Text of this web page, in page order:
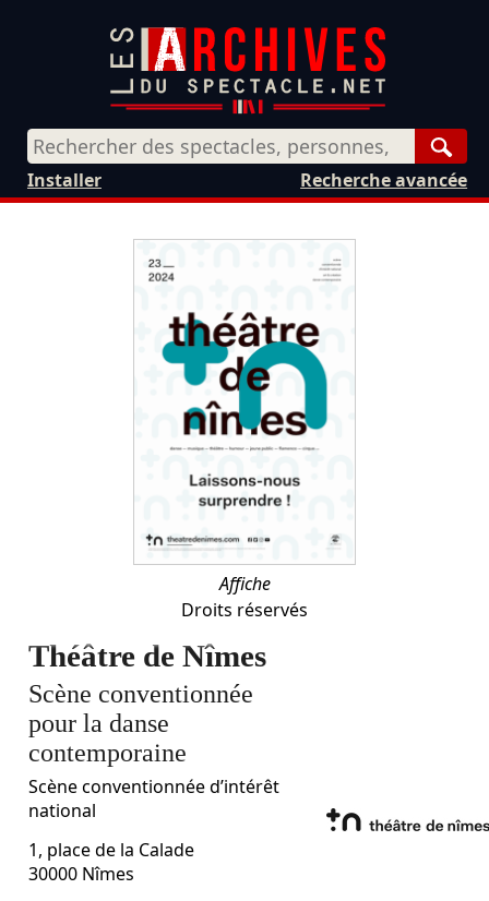
Recherche avancée
Installer
Affiche
Droits réservés
Théâtre de Nîmes
Scène conventionnée
pour la danse
contemporaine
Scène conventionnée d’intérêt
national
1, place de la Calade
30000 Nîmes